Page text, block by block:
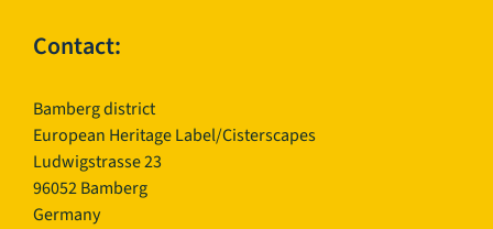
Contact:
Bamberg district
European Heritage Label/Cisterscapes
Ludwigstrasse 23
96052 Bamberg
Germany